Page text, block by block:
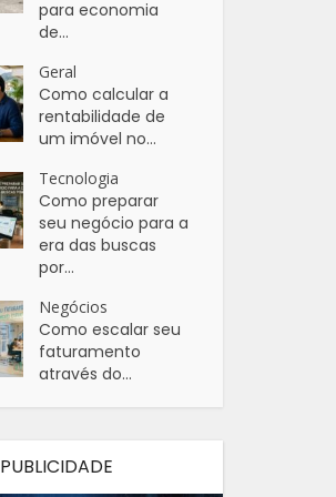
para economia
de...
Geral
Como calcular a
rentabilidade de
um imóvel no...
Tecnologia
Como preparar
seu negócio para a
era das buscas
por...
Negócios
Como escalar seu
faturamento
através do...
PUBLICIDADE